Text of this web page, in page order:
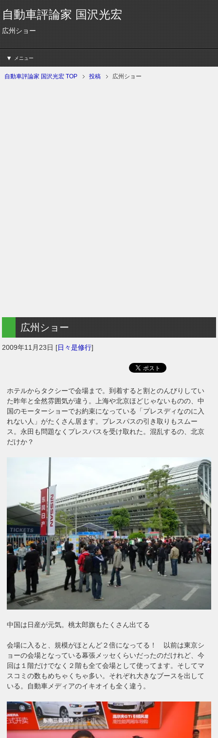
自動車評論家 国沢光宏
広州ショー
メニュー
自動車評論家 国沢光宏 TOP 投稿 広州ショー
広州ショー
2009年11月23日 [日々是修行]
ホテルからタクシーで会場まで。到着すると割とのんびりしてい
た昨年と全然雰囲気が違う。上海や北京ほどじゃないものの、中
国のモーターショーでお約束になっている「プレスディなのに入
れない人」がたくさん居ます。プレスパスの引き取りもスムー
ス。永田も問題なくプレスパスを受け取れた。混乱するの、北京
だけか？
中国は日産が元気。桃太郎旗もたくさん出てる
会場に入ると、規模がほとんど２倍になってる！ 以前は東京シ
ョーの会場となっている幕張メッセくらいだったのだけれど、今
回は１階だけでなく２階も全て会場として使ってます。そしてマ
スコミの数もめちゃくちゃ多い。それぞれ大きなブースを出して
いる。自動車メディアのイキオイも全く違う。